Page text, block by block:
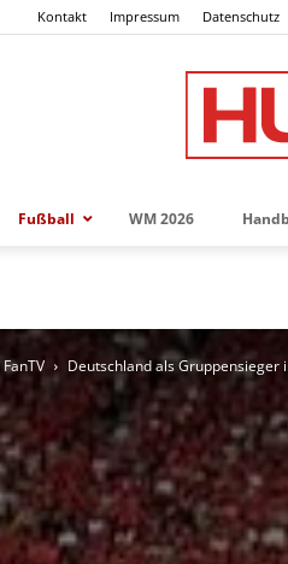
Kontakt Impressum Datenschutz
Fußball WM 2026
FanTV Deutschland als Gruppensieger